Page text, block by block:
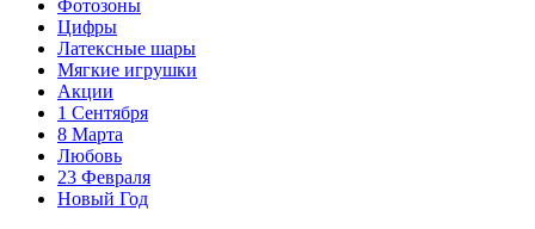
Фотозоны
Цифры
Латексные шары
Мягкие игрушки
Акции
1 Сентября
8 Марта
Любовь
23 Февраля
Новый Год